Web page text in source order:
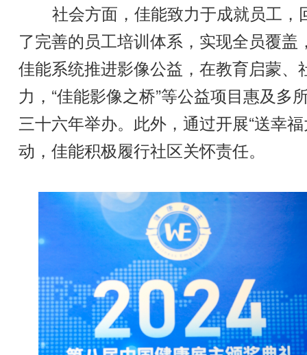
社会方面，佳能致力于成就员工，
了完善的员工培训体系，实现全员覆
佳能系统推进影像公益，在教育启蒙
力，“佳能影像之桥”等公益项目惠及多
三十六年举办。此外，通过开展“送幸
动，佳能积极履行社区关怀责任。